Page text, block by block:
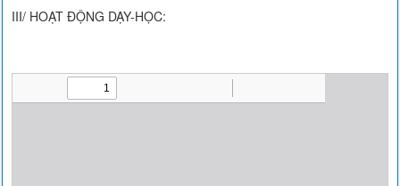
III/ HOẠT ĐỘNG DẠY-HỌC: